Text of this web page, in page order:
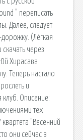
" переписать
Далее, следует
дорожку. (Лёгкая
через
Хирасава
Теперь настало
и
клуб. Описание:
тех
"Весенний
они сейчас в